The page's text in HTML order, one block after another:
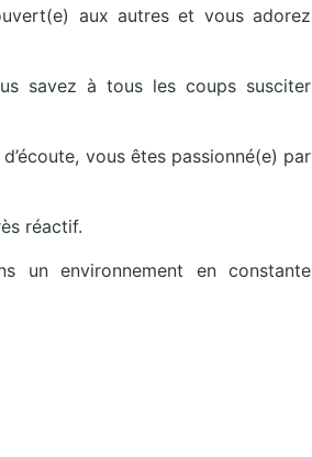
aux autres et vous adorez
savez à tous les coups susciter
vous êtes passionné(e) par
réactif.
un environnement en constante